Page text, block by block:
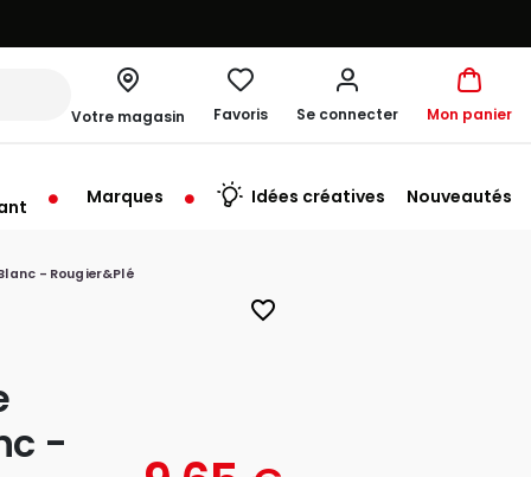
Votre magasin
à 19:30
Favoris Se connecter Mon panier
Marques Idées créatives Nouveautés
- Rougier&Plé
favorite_border
-